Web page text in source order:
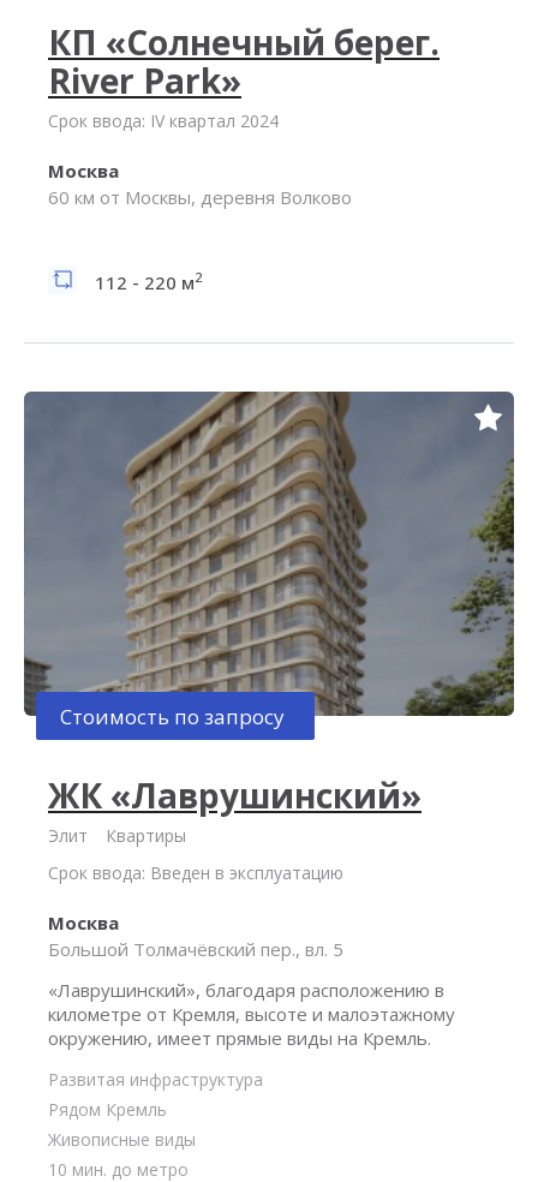
КП «Солнечный берег.
River Park»
Срок ввода: IV квартал 2024
Москва
60 км от Москвы, деревня Волково
112 - 220 м2
Стоимость по запросу
ЖК «Лаврушинский»
Элит
Квартиры
Срок ввода: Введен в эксплуатацию
Москва
Большой Толмачёвский пер., вл. 5
«Лаврушинский», благодаря расположению в
километре от Кремля, высоте и малоэтажному
окружению, имеет прямые виды на Кремль.
Развитая инфраструктура
Рядом Кремль
Живописные виды
10 мин. до метро